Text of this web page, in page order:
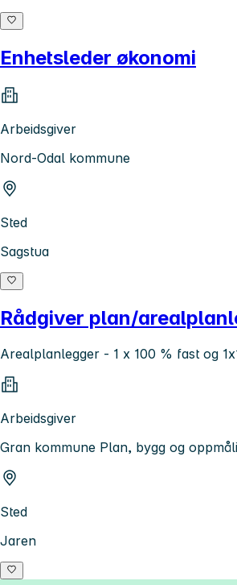
Enhetsleder økonomi
Arbeidsgiver
Nord-Odal kommune
Sted
Sagstua
Rådgiver plan/
Arealplanlegger - 1 x 100 % fast og
Arbeidsgiver
Gran kommune Plan, bygg og
Sted
Jaren